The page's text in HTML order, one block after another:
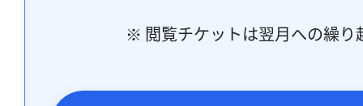
※ 閲覧チケットは翌月への繰り